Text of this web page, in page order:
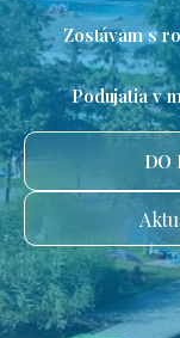
Zostávam s
Podujatia v
DO